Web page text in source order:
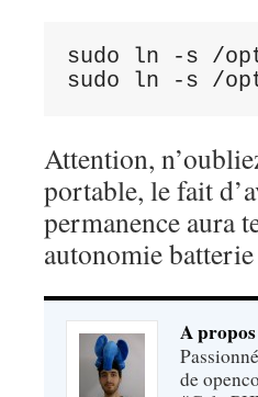
sudo ln -s /
sudo ln -s /
Attention,
portable, le fait
permanence aura
autonomie
A
de